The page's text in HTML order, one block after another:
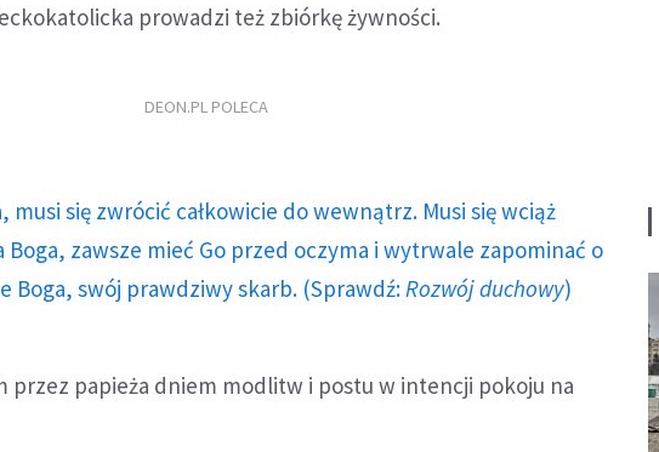
prowadzi też zbiórkę żywności.
DEON.PL POLECA
musi się zwrócić całkowicie do wewnątrz. Musi się wciąż
zawsze mieć Go przed oczyma i wytrwale zapominać o
Boga, swój prawdziwy skarb. (Sprawdź: Rozwój duchowy)
przez papieża dniem modlitw i postu w intencji pokoju na